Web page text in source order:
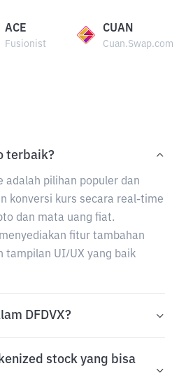
ACE
Fusionist
CUAN
Cuan.Swap.com
terbaik?
adalah pilihan populer dan
konversi kurs secara real-time
dan mata uang fiat.
fitur tambahan
tampilan UI/UX yang baik
DFDVX?
stock yang bisa